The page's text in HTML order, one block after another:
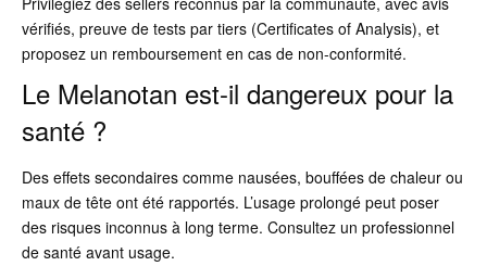
vérifiés, preuve de tests par tiers (Certificates of Analysis), et
proposez un remboursement en cas de non-conformité.
Le Melanotan est-il dangereux pour la
santé ?
Des effets secondaires comme nausées, bouffées de chaleur ou
maux de tête ont été rapportés. L’usage prolongé peut poser
des risques inconnus à long terme. Consultez un professionnel
de santé avant usage.